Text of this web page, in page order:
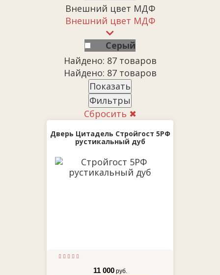
Внешний цвет МДФ
Внешний цвет МДФ
Серый
Найдено: 87 товаров
Найдено: 87 товаров
Показать
Фильтры
Сбросить ✖
Дверь Цитадель Стройгост 5РФ
рустикальный дуб
11 000руб.